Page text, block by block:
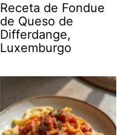
Receta de Fondue
de Queso de
Differdange,
Luxemburgo